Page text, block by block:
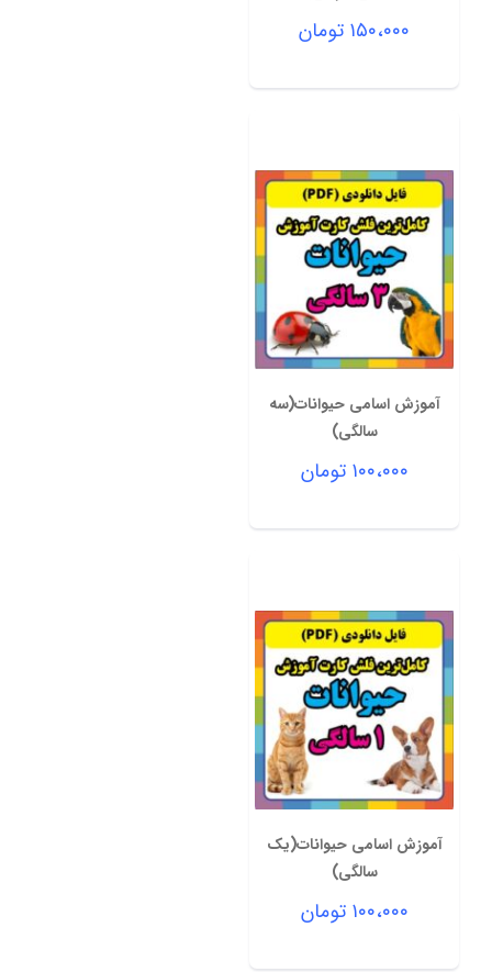
۱۵۰،۰۰۰ تومان
آموزش اسامی حیوانات(سه
سالگی)
۱۰۰،۰۰۰ تومان
آموزش اسامی حیوانات(یک
سالگی)
۱۰۰،۰۰۰ تومان